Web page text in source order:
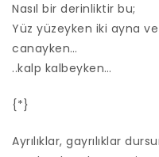
Nasıl bir derinliktir bu;
Yüz yüzeyken iki ayna
canayken…
..kalp kalbeyken…
{*}
Ayrılıklar, gayrılıklar